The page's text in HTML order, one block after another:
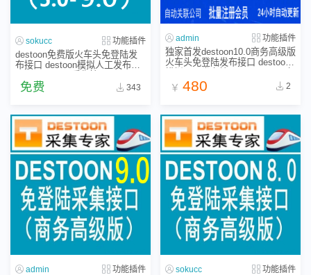
sokucc 功能插件
destoon免费版火车头免登陆发
布接口 destoon模拟人工发布接
免费 343
admin 功能插件
独家首发destoon10.0商务高级版
火车头免登陆发布接口 destoon
站采集接口
￥ 480 2
admin 功能插件 sokucc 功能插件